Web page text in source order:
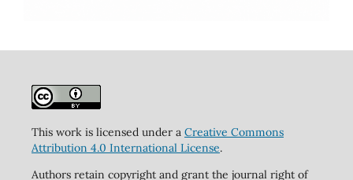
This work is licensed under a Creative Commons
Attribution 4.0 International License.
Authors retain copyright and grant the journal right of